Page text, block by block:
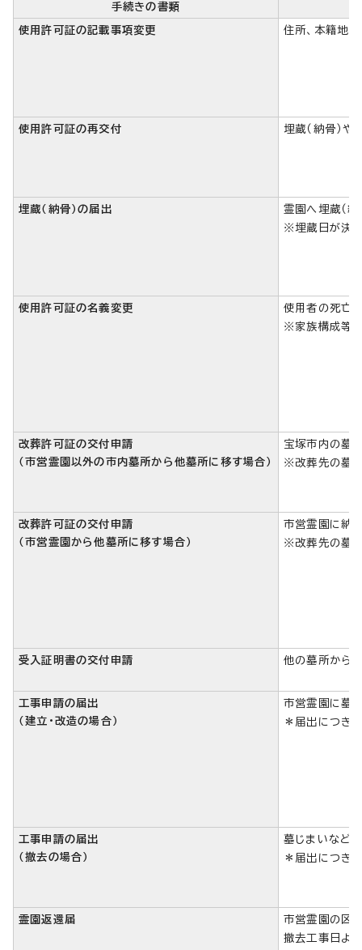
手続きの書類
使用許可証の記載事項変更 住所、本籍地
使用許可証の再交付 埋蔵（納骨）
埋蔵（納骨）の届出
霊園へ埋蔵（
※埋蔵日が決ま
使用許可証の名義変更
使用者の死亡
※家族構成等に
改葬許可証の交付申請
（市営霊園以外の市内墓所から他墓所に移す場合）
宝塚市内の墓
※改葬先の墓
改葬許可証の交付申請
（市営霊園から他墓所に移す場合）
市営霊園に納
※改葬先の墓
受入証明書の交付申請 他の墓所から
工事申請の届出
（建立・改造の場合）
市営霊園に墓
＊届出につき
工事申請の届出
（撤去の場合）
墓じまいなど
＊届出につき
霊園返還届
市営霊園の区
撤去工事日よ